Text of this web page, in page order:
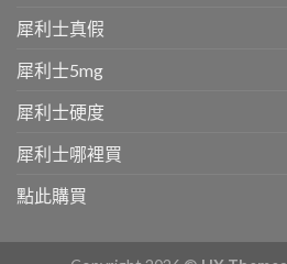
犀利士真假
犀利士5mg
犀利士硬度
犀利士哪裡買
點此購買